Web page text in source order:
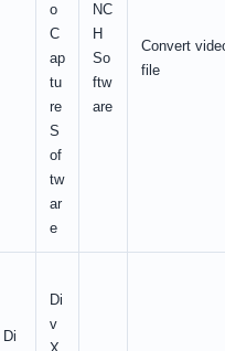
o
C
ap
tu
re
S
of
tw
ar
e
NC
H
So
ftw
are
Convert
file
Di
Di
v